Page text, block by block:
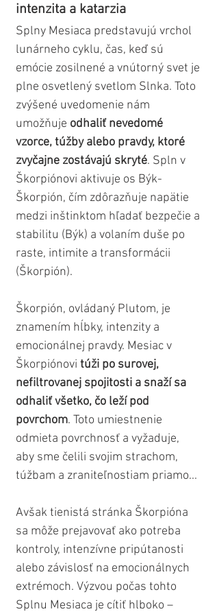
intenzita a katarzia
Splny Mesiaca predstavujú vrchol
lunárneho cyklu, čas, keď sú
emócie zosilnené a vnútorný svet je
plne osvetlený svetlom Slnka. Toto
zvýšené uvedomenie nám
umožňuje odhaliť nevedomé
vzorce, túžby alebo pravdy, ktoré
zvyčajne zostávajú skryté. Spln v
Škorpiónovi aktivuje os Býk-
Škorpión, čím zdôrazňuje napätie
medzi inštinktom hľadať bezpečie a
stabilitu (Býk) a volaním duše po
raste, intimite a transformácii
(Škorpión).
Škorpión, ovládaný Plutom, je
znamením hĺbky, intenzity a
emocionálnej pravdy. Mesiac v
Škorpiónovi túži po surovej,
nefiltrovanej spojitosti a snaží sa
odhaliť všetko, čo leží pod
povrchom. Toto umiestnenie
odmieta povrchnosť a vyžaduje,
aby sme čelili svojim strachom,
túžbam a zraniteľnostiam priamo...
Avšak tienistá stránka Škorpióna
sa môže prejavovať ako potreba
kontroly, intenzívne pripútanosti
alebo závislosť na emocionálnych
extrémoch. Výzvou počas tohto
Splnu Mesiaca je cítiť hlboko –